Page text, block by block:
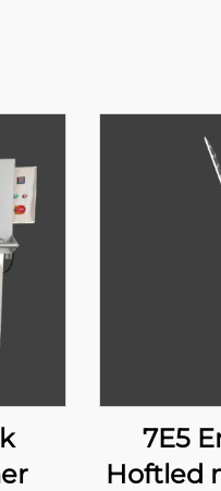
7E5
Hoftled